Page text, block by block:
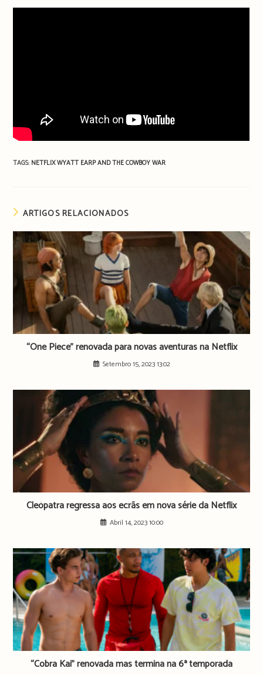
TAGS: NETFLIXWYATT EARP AND THE COWBOY WAR
ARTIGOS RELACIONADOS
“One Piece” renovada para novas aventuras na Netflix
Setembro 15, 2023 13:02
Cleópatra regressa aos ecrãs em nova série da Netflix
Abril 14, 2023 10:00
“Cobra Kai” renovada mas termina na 6ª temporada